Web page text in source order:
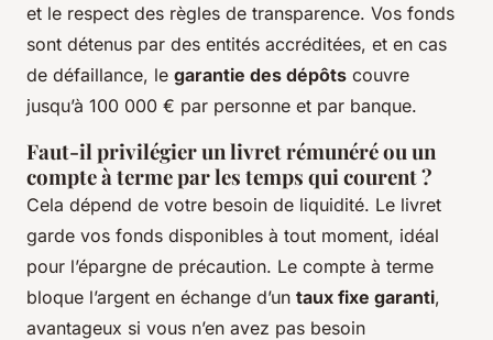
et le respect des règles de transparence. Vos fonds
sont détenus par des entités accréditées, et en cas
de défaillance, le garantie des dépôts couvre
jusqu’à 100 000 € par personne et par banque.
Faut-il privilégier un livret rémunéré ou un
compte à terme par les temps qui courent ?
Cela dépend de votre besoin de liquidité. Le livret
garde vos fonds disponibles à tout moment, idéal
pour l’épargne de précaution. Le compte à terme
bloque l’argent en échange d’un taux fixe garanti,
avantageux si vous n’en avez pas besoin